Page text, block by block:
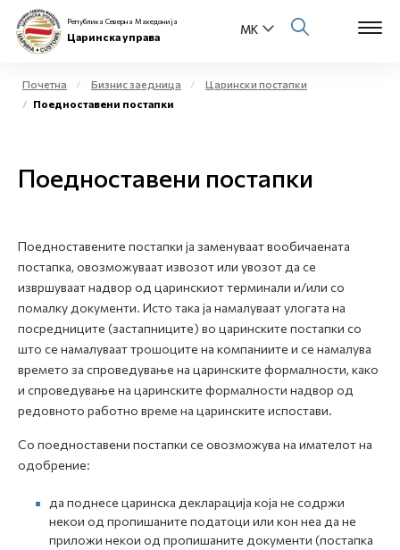
Физички лица
Е-Царина
Медиа центар
Контакт
Е-Весник
Република Северна Македонија
Царинска управа
Почетна Бизнис заедница
Царински постапки
Поедноставени постапки
Поедноставени постапки
Поедноставените постапки ја заменуваат вообичаената
постапка, овозможуваат извозот или увозот да се
извршуваат надвор од царинскиот терминали и/или со
помалку документи. Исто така ја намалуваат улогата на
посредниците (застапниците) во царинските постапки со
што се намалуваат трошоците на компаниите и се намалува
времето за спроведување на царинските формалности, како
и спроведување на царинските формалности надвор од
редовното работно време на царинските испостави.
Со поедноставени постапки се овозможува на имателот на
одобрение:
да поднесе царинска декларација која не содржи
некои од пропишаните податоци или кон неа да не
приложи некои од пропишаните документи (постапка